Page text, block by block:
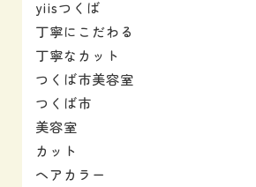
yiisつくば
丁寧にこだわる
丁寧なカット
つくば市美容室
つくば市
美容室
カット
ヘアカラー